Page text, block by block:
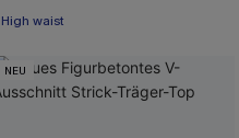
High waist
NEU